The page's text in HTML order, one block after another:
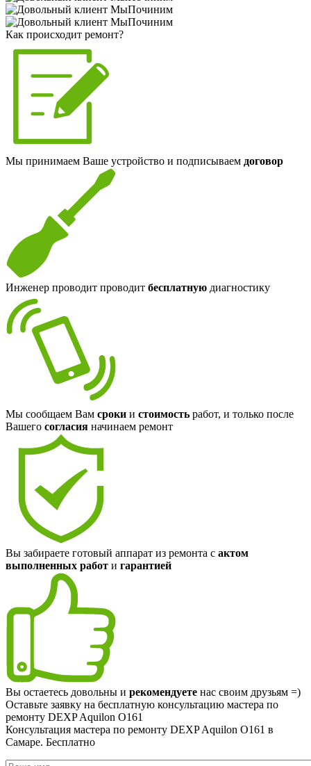
Как происходит ремонт?
Мы принимаем Ваше устройство и подписываем договор
Инженер проводит проводит бесплатную диагностику
Мы сообщаем Вам сроки и стоимость работ, и только после
Вашего согласия начинаем ремонт
Вы забираете готовый аппарат из ремонта с актом
выполненных работ и гарантией
Вы остаетесь довольны и рекомендуете нас своим друзьям =)
Оставьте заявку на бесплатную консультацию мастера по
ремонту DEXP Aquilon O161
Консультация мастера по ремонту DEXP Aquilon O161 в
Самаре. Бесплатно